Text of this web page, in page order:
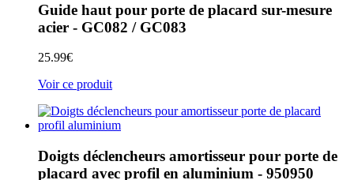
Guide haut pour porte de placard sur-mesure
acier - GC082 / GC083
25.99€
Voir ce produit
Doigts déclencheurs amortisseur pour porte de
placard avec profil en aluminium - 950950